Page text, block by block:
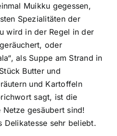
Muikku gegessen,
Spezialitäten der
wird in der Regel in der
oder
als Suppe am Strand in
Butter und
und Kartoffeln
sagt, ist die
gesäubert sind!
Delikatesse sehr beliebt.